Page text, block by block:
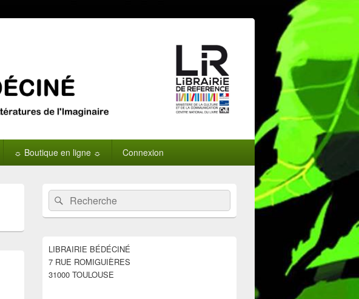
☼ Boutique en ligne ☼ Connexion
Zone
principale
de
widget
barre
latérale
Recherche :Rechercher
LIBRAIRIE BÉDÉCINÉ
7 RUE ROMIGUIÈRES
31000 TOULOUSE